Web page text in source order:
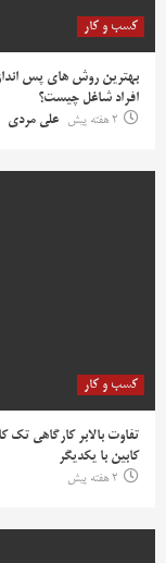
کسب و کار
بهترین روش‌ های پس‌
افراد شاغل چیست؟
2 هفته پیش
علی مردی
کسب و کار
تفاوت بالابر کارگاهی تک
کابین با یکدیگر
2 هفته پیش